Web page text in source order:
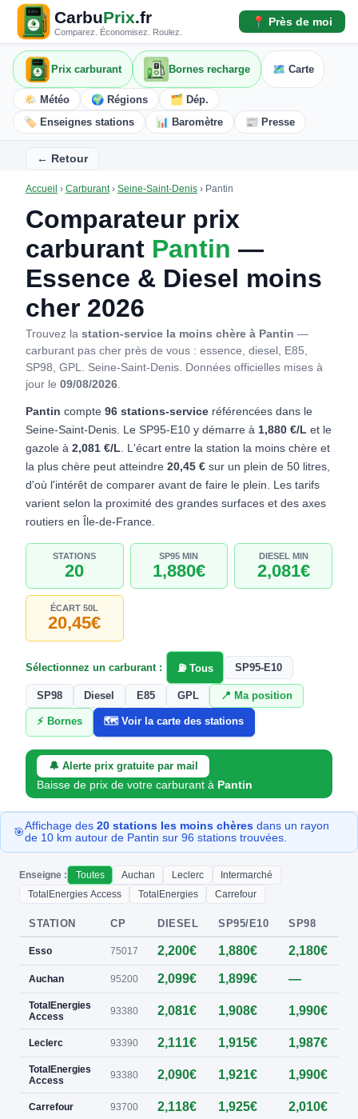
CarbuPrix.fr
Comparez. Économisez. Roulez.
📍 Près de moi
Prix carburant Bornes recharge 🗺️ Carte
🌤️ Météo 🌍 Régions
🗂️ Dép.
🏷️ Enseignes stations
📊 Baromètre 📰 Presse
← Retour
Accueil › Carburant› Seine-Saint-Denis › Pantin
Comparateur prix
carburant Pantin —
Essence & Diesel moins
cher 2026
Trouvez la station-service la moins chère à Pantin —
carburant pas cher près de vous : essence, diesel, E85,
SP98, GPL. Seine-Saint-Denis. Données officielles mises à
jour le 09/08/2026.
Pantin compte 96 stations-service référencées dans le
Seine-Saint-Denis. Le SP95-E10 y démarre à 1,880 €/L et le
gazole à 2,081 €/L. L'écart entre la station la moins chère et
la plus chère peut atteindre 20,45 € sur un plein de 50 litres,
d'où l'intérêt de comparer avant de faire le plein. Les tarifs
varient selon la proximité des grandes surfaces et des axes
routiers en Île-de-France.
STATIONS
20
SP95 MIN
1,880€
DIESEL MIN
2,081€
ÉCART 50L
20,45€
Sélectionnez un carburant : ⛽ Tous SP95-E10
SP98 Diesel E85 GPL 📍 Ma position
⚡ Bornes 🗺️ Voir la carte des stations
🔔 Alerte prix gratuite par mail
Baisse de prix de votre carburant à Pantin
🎯Affichage des 20 stations les moins chères dans un rayon
de 10 km autour de Pantin sur 96 stations trouvées.
Enseigne : Toutes Auchan Leclerc
Intermarché
TotalEnergies Access
TotalEnergies Carrefour
STATION CP DIESEL SP95/E10 SP98
Esso 75017 2,200€ 1,880€ 2,180€
Auchan 95200 2,099€ 1,899€ —
TotalEnergies
Access
93380 2,081€ 1,908€ 1,990€
Leclerc 93390 2,111€ 1,915€ 1,987€
TotalEnergies
Access
93380 2,090€ 1,921€ 1,990€
Carrefour 93700 2,118€ 1,925€ 2,010€